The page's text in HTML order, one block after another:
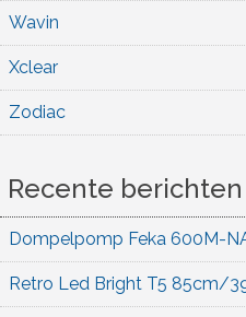
Wavin
Xclear
Zodiac
Recente berichten
Dompelpomp Feka 600M-
Retro Led Bright T5 85cm/